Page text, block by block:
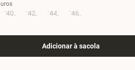
40 42 44 46
Adicionar à sacola